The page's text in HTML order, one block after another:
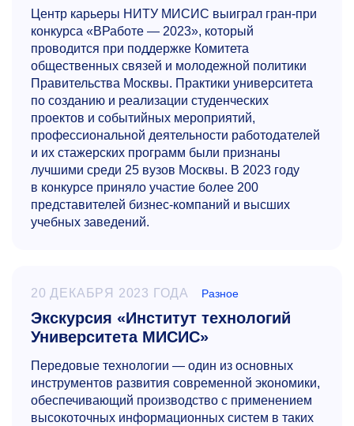
Центр карьеры НИТУ МИСИС выиграл гран-при
конкурса «ВРаботе — 2023», который
проводится при поддержке Комитета
общественных связей и молодежной политики
Правительства Москвы. Практики университета
по созданию и реализации студенческих
проектов и событийных мероприятий,
профессиональной деятельности работодателей
и их стажерских программ были признаны
лучшими среди 25 вузов Москвы. В 2023 году
в конкурсе приняло участие более 200
представителей бизнес-компаний и высших
учебных заведений.
20 ДЕКАБРЯ 2023 ГОДА Разное
Экскурсия «Институт технологий
Университета МИСИС»
Передовые технологии — один из основных
инструментов развития современной экономики,
обеспечивающий производство с применением
высокоточных информационных систем в таких